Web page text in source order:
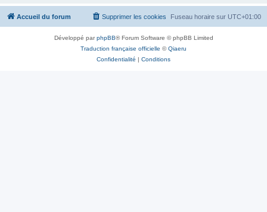
Accueil du forum Fuseau horaire sur UTC+01:00
Supprimer les cookies
Développé parphpBB® Forum Software © phpBB Limited
Traduction française officielle ©Qiaeru
Confidentialité | Conditions